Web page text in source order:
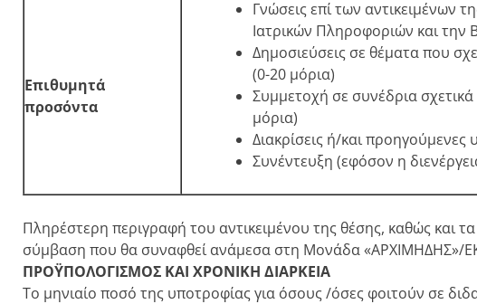
Επιθυμητά
προσόντα
Γνώσεις επί των αντικειμένων
Ιατρικών Πληροφοριών και την
Δημοσιεύσεις σε θέματα που
(0-20 μόρια)
Συμμετοχή σε συνέδρια
μόρια)
Διακρίσεις ή/και προηγούμενες
Συνέντευξη (εφόσον η
Πληρέστερη περιγραφή του αντικειμένου της θέσης, καθώς και
σύμβαση που θα συναφθεί ανάμεσα στη Μονάδα «ΑΡΧΙΜΗΔΗΣ»/EK
ΠΡΟΫΠΟΛΟΓΙΣΜΟΣ ΚΑΙ ΧΡΟΝΙΚΗ ΔΙΑΡΚΕΙΑ
Το μηνιαίο ποσό της υποτροφίας για όσους /όσες φοιτούν σε